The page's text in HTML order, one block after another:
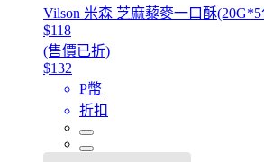
Vilson 米森 芝麻藜麥一口酥
$118
(售價已折)
$132
P幣
折扣